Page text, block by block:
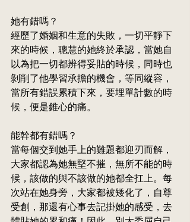
她有錯嗎？
經歷了婚姻和生意的失敗，一切平靜下
來的時候，聰慧的她終於承認，當她自
以為把一切都辨得妥貼的時候，同時也
剝削了他學習承擔的機會，等同縱容，
當所有錯誤累積下來，要埋單計數的時
候，便是錐心的痛。
能幹都有錯嗎？
當每個交到她手上的難題都迎刃而解，
大家都認為她無堅不摧，無所不能的時
候，該做的與不該做的她都全扛上。每
次站在她身旁，大家都被矮化了，自尊
受創，那還有心事去記掛她的感受，去